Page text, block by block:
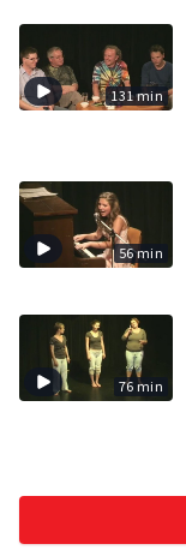
131 min
56 min
76 min